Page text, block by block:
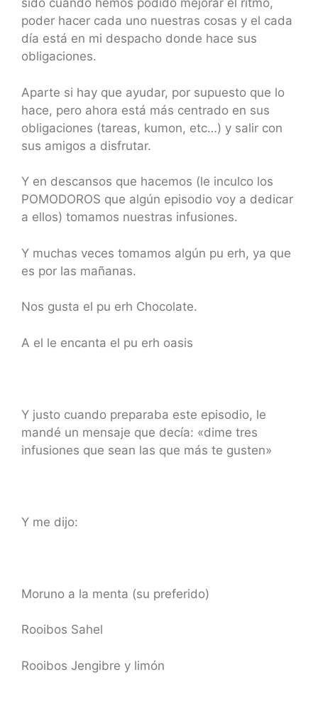
sido cuando hemos podido mejorar el ritmo,
poder hacer cada uno nuestras cosas y el cada
día está en mi despacho donde hace sus
obligaciones.
Aparte si hay que ayudar, por supuesto que lo
hace, pero ahora está más centrado en sus
obligaciones (tareas, kumon, etc…) y salir con
sus amigos a disfrutar.
Y en descansos que hacemos (le inculco los
POMODOROS que algún episodio voy a dedicar
a ellos) tomamos nuestras infusiones.
Y muchas veces tomamos algún pu erh, ya que
es por las mañanas.
Nos gusta el pu erh Chocolate.
A el le encanta el pu erh oasis
Y justo cuando preparaba este episodio, le
mandé un mensaje que decía: «dime tres
infusiones que sean las que más te gusten»
Y me dijo:
Moruno a la menta (su preferido)
Rooibos Sahel
Rooibos Jengibre y limón